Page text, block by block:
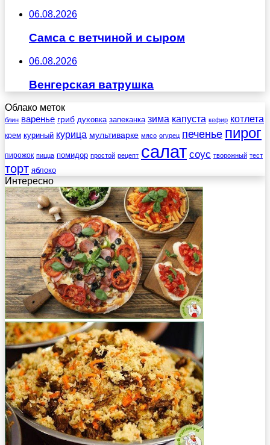
06.08.2026
Самса с ветчиной и сыром
06.08.2026
Венгерская ватрушка
Облако меток
блин варенье гриб духовка запеканка зима капуста кефир котлета
крем куриный курица мультиварке мясо огурец печенье пирог
пирожок пицца помидор простой рецепт салат соус творожный тест
торт яблоко
Интересно